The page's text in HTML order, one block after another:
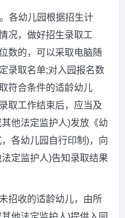
各幼儿园根据招生计
况，做好招生录取工
数的，可以采取电脑随
录取名单;对入园报名数
符合条件的适龄幼儿
取工作结束后，应当及
他法定监护人)发放《幼
各幼儿园自行印制)，向
定监护人)告知录取结果
招收的适龄幼儿，由所